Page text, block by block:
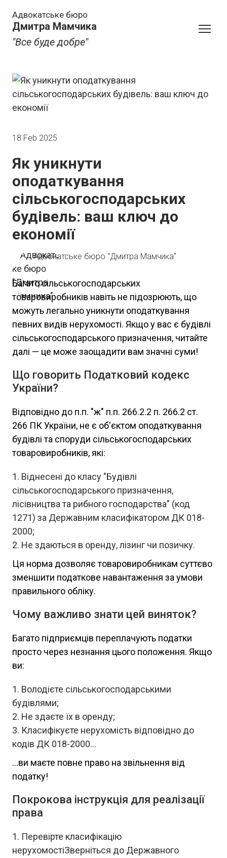
Адвокатське бюро
Дмитра Мамчика
"Все буде добре"
18 Feb 2025
Як уникнути
оподаткування
сільськогосподарських
будівель: ваш ключ до
економії
Адвокатське бюро "Дмитра Мамчика"
Багато сільськогосподарських
товаровиробників навіть не підозрюють, що
можуть легально уникнути оподаткування
певних видів нерухомості. Якщо у вас є будівлі
сільськогосподарського призначення, читайте
далі — це може заощадити вам значні суми!
Що говорить Податковий кодекс
України?
Відповідно до п.п. "ж" п.п. 266.2.2 п. 266.2 ст.
266 ПК України, не є об'єктом оподаткування
будівлі та споруди сільськогосподарських
товаровиробників, які:
Віднесені до класу "Будівлі
сільськогосподарського призначення,
лісівництва та рибного господарства" (код
1271) за Державним класифікатором ДК 018-
2000;
Не здаються в оренду, лізинг чи позичку.
Ця норма дозволяє товаровиробникам суттєво
зменшити податкове навантаження за умови
правильного обліку.
Чому важливо знати цей виняток?
Багато підприємців переплачують податки
просто через незнання цього положення. Якщо
ви:
Володієте сільськогосподарськими
будівлями;
Не здаєте їх в оренду;
Класифікуєте нерухомість відповідно до
кодів ДК 018-2000...
...ви маєте повне право на звільнення від
податку!
Покрокова інструкція для реалізації
права
Перевірте класифікацію
нерухомостіЗверніться до Державного